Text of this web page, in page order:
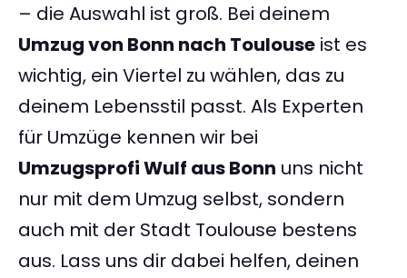
– die Auswahl ist groß. Bei deinem
Umzug von Bonn nach Toulouse ist es
wichtig, ein Viertel zu wählen, das zu
deinem Lebensstil passt. Als Experten
für Umzüge kennen wir bei
Umzugsprofi Wulf aus Bonn uns nicht
nur mit dem Umzug selbst, sondern
auch mit der Stadt Toulouse bestens
aus. Lass uns dir dabei helfen, deinen